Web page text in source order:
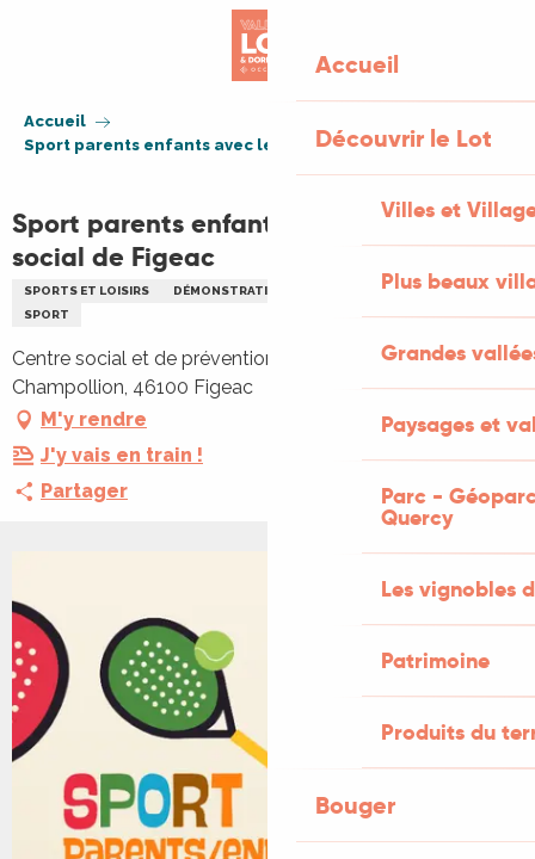
Accueil
Découvrir le Lot
Villes et
Plus beaux
Grandes
Paysages et
Parc -
Quercy
Les vignobles
Patrimoine
Produits du
Bouger
Accueil
Sport parents enfants avec le centre social de Figeac
Sport parents enfants avec le centre
social de Figeac
SPORTS ET LOISIRS DÉMONSTRATION SPORTIVE
RENCONTRES
SPORT
Centre social et de prévention Nicole-Paulo, Gymnase
Champollion, 46100 Figeac
M'y rendre
J'y vais en train !
Partager